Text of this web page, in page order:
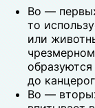
Во —
то
или
до
Во —